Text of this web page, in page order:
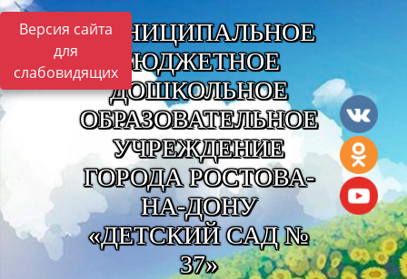
Версия сайта
для
слабовидящих
МУНИЦИПАЛЬНОЕ
БЮДЖЕТНОЕ
ДОШКОЛЬНОЕ
ОБРАЗОВАТЕЛЬНОЕ
УЧРЕЖДЕНИЕ
ГОРОДА РОСТОВА-
НА-ДОНУ
«ДЕТСКИЙ САД №
37»